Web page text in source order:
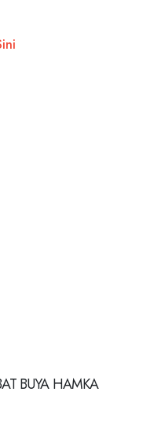
BUYA HAMKA